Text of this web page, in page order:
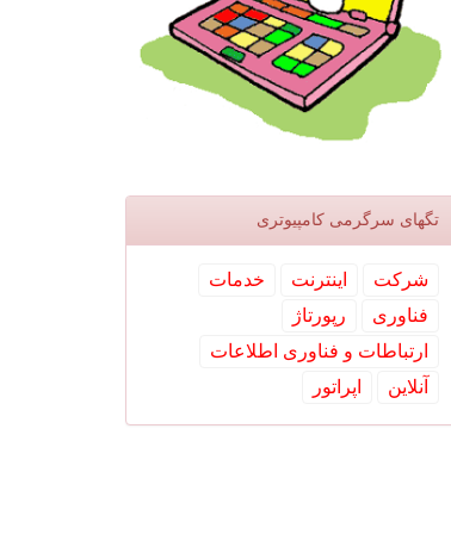
تگهای سرگرمی كامپیوتری
شركت اینترنت
خدمات
فناوری
رپورتاژ
ارتباطات و فناوری اطلاعات
آنلاین
اپراتور